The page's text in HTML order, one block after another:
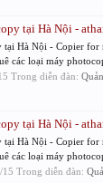
tại Hà Nội -
tại Hà Nội - Copier
các loại máy
Trong diễn đàn:
tại Hà Nội -
tại Hà Nội - Copier
các loại máy
15 Trong diễn đàn: